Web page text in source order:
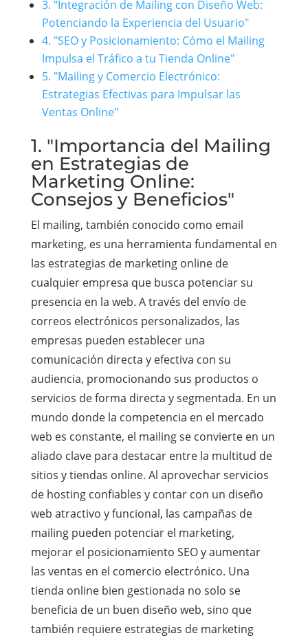
3. "Integración de Mailing con Diseño Web:
Potenciando la Experiencia del Usuario"
4. "SEO y Posicionamiento: Cómo el Mailing
Impulsa el Tráfico a tu Tienda Online"
5. "Mailing y Comercio Electrónico:
Estrategias Efectivas para Impulsar las
Ventas Online"
1. "Importancia del Mailing
en Estrategias de
Marketing Online:
Consejos y Beneficios"
El mailing, también conocido como email
marketing, es una herramienta fundamental en
las estrategias de marketing online de
cualquier empresa que busca potenciar su
presencia en la web. A través del envío de
correos electrónicos personalizados, las
empresas pueden establecer una
comunicación directa y efectiva con su
audiencia, promocionando sus productos o
servicios de forma directa y segmentada. En un
mundo donde la competencia en el mercado
web es constante, el mailing se convierte en un
aliado clave para destacar entre la multitud de
sitios y tiendas online. Al aprovechar servicios
de hosting confiables y contar con un diseño
web atractivo y funcional, las campañas de
mailing pueden potenciar el marketing,
mejorar el posicionamiento SEO y aumentar
las ventas en el comercio electrónico. Una
tienda online bien gestionada no solo se
beneficia de un buen diseño web, sino que
también requiere estrategias de marketing